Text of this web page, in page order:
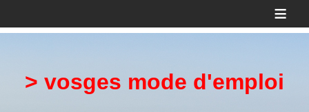
≡
> vosges mode d'emploi